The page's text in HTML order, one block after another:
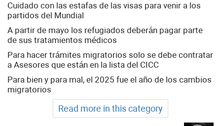
Cuidado con las estafas de las visas para venir a los
partidos del Mundial
A partir de mayo los refugiados deberán pagar parte
de sus tratamientos médicos
Para hacer trámites migratorios solo se debe contratar
a Asesores que están en la lista del CICC
Para bien y para mal, el 2025 fue el año de los cambios
migratorios
Read more in this category